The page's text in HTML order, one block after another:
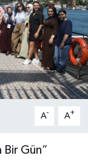
A- A+
Bir Gün”